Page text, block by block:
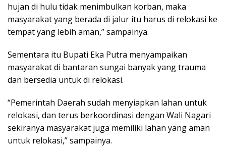
hujan di hulu tidak menimbulkan korban, maka
masyarakat yang berada di jalur itu harus di relokasi ke
tempat yang lebih aman,” sampainya.
Sementara itu Bupati Eka Putra menyampaikan
masyarakat di bantaran sungai banyak yang trauma
dan bersedia untuk di relokasi.
“Pemerintah Daerah sudah menyiapkan lahan untuk
relokasi, dan terus berkoordinasi dengan Wali Nagari
sekiranya masyarakat juga memiliki lahan yang aman
untuk relokasi,” sampainya.